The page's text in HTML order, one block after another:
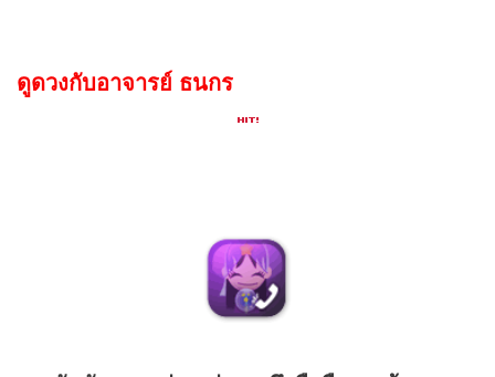
ดูดวงกับอาจารย์ ธนกร